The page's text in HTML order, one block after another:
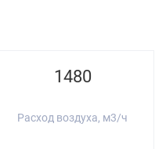
1480
Расход воздуха, м3/ч